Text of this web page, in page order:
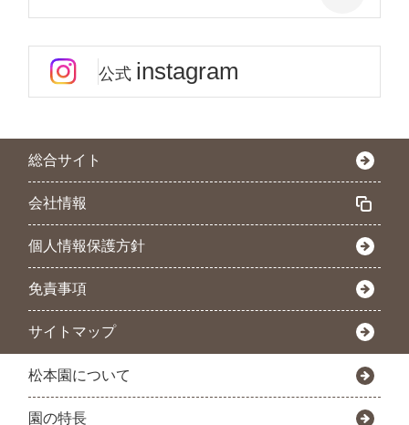
公式 instagram
総合サイト
会社情報
個人情報保護方針
免責事項
サイトマップ
松本園について
園の特長